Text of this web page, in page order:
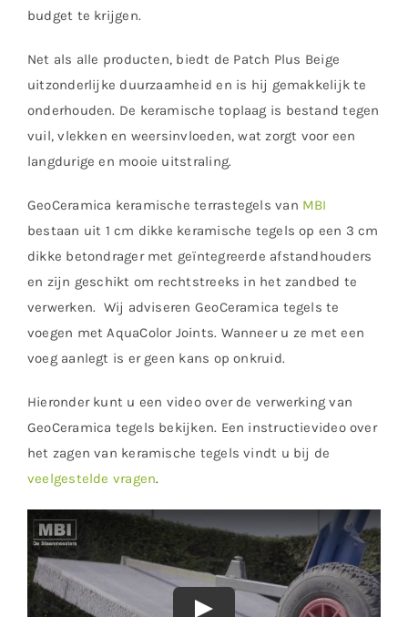
budget te krijgen.
Net als alle producten, biedt de Patch Plus Beige
uitzonderlijke duurzaamheid en is hij gemakkelijk te
onderhouden. De keramische toplaag is bestand tegen
vuil, vlekken en weersinvloeden, wat zorgt voor een
langdurige en mooie uitstraling.
GeoCeramica keramische terrastegels van MBI
bestaan uit 1 cm dikke keramische tegels op een 3 cm
dikke betondrager met geïntegreerde afstandhouders
en zijn geschikt om rechtstreeks in het zandbed te
verwerken. Wij adviseren GeoCeramica tegels te
voegen met AquaColor Joints. Wanneer u ze met een
voeg aanlegt is er geen kans op onkruid.
Hieronder kunt u een video over de verwerking van
GeoCeramica tegels bekijken. Een instructievideo over
het zagen van keramische tegels vindt u bij de
veelgestelde vragen.